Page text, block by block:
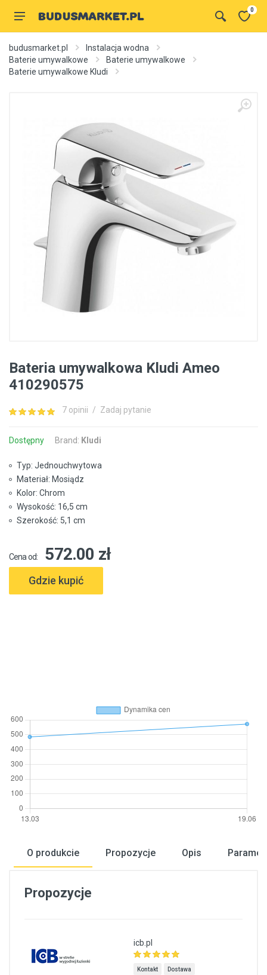
0
budusmarket.pl
Instalacja wodna
Baterie umywalkowe
Baterie umywalkowe
Baterie umywalkowe Kludi
Bateria umywalkowa Kludi Ameo
410290575
7 opinii / Zadaj pytanie
Dostępny Brand: Kludi
Typ: Jednouchwytowa
Materiał: Mosiądz
Kolor: Chrom
Wysokość: 16,5 cm
Szerokość: 5,1 cm
Cena od: 572.00 zł
Gdzie kupić
O produkcie Propozycje Opis
Propozycje
icb.pl
Kontakt Dostawa